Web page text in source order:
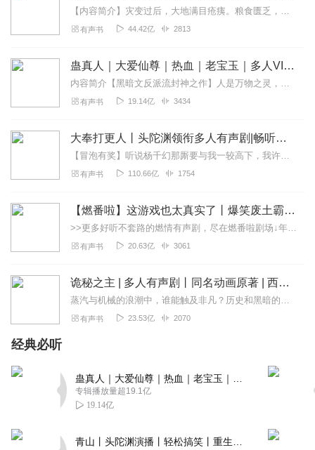
【内容简介】灾变过后，大地满目疮痍。粮食匮乏，资源紧俏，局势混乱……一位从待规划区杀出来的青年，背对着漫天黄沙，孤身来到九区谋生，却不曾想偶然结识三五好友，一念...
有声书 44.42亿 2813
蛊真人｜大爱仙尊｜热血｜老宝玉｜多人VIP免费有声剧
内容简介【黑暗文反派流封神之作】人是万物之灵，蛊是天地真精。一个穿越者不断重生的故事。一个养蛊、炼蛊、用蛊的奇特世界。配音组（男角色）老宝玉旁白...
有声书 19.14亿 3434
大奉打更人丨头陀渊领衔多人有声剧|畅听全集|王鹤棣、田曦薇主演影视剧原著|卖报小郎君
【冒泡有奖】听说杨千幻那厮要与我一较高下，我许七安要开始装叉了！快进入声音播放页戳下方输入框，冒个泡偷偷告诉我，我要用哪些诗词才能胜过他？说得好的，有赏！202...
有声书 110.66亿 1754
【燃番啦】这游戏也太真实了丨爆笑废土霸榜神作丨紫襟剧社制作
>>更多好听不套路的燃情有声剧，尽在燃番啦剧场↓年度重磅推荐本专辑为VIP免费专辑每天上午10点5集更新，订阅可以听到最新内容哦！每周抽一个专辑五星优质评论送...
有声书 20.63亿 3061
诡秘之主 | 多人有声剧丨同名动画原著 | 西幻克苏鲁 | 乌贼作品
蒸汽与机械的浪潮中，谁能触及非凡？历史和黑暗的迷雾里，又是谁在耳语？我从诡秘中醒来，睁眼看见这个世界：枪械，大炮，巨舰，飞空艇，差分机；魔药，占卜，诅咒，倒吊人...
有声书 23.53亿 2070
经典必听
专辑播放量超19.1亿
19.14亿